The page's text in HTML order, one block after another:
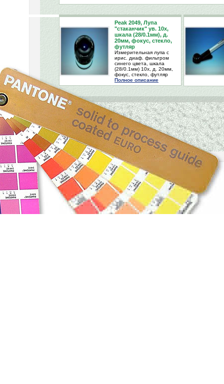
Peak 2049, Лупа
"стаканчик" ув. 10х,
шкала (28/0.1мм), д.
20мм, фокус, стекло,
футляр
Измерительная лупа с
ирис. диаф. фильтром
синего цвета, шкала
(28/0.1мм) 10х, д. 20мм,
фокус, стекло, футляр
Полное описание